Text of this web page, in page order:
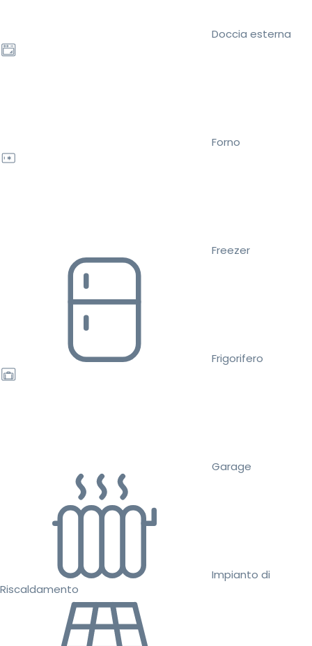
Doccia esterna
Forno
Freezer
Frigorifero
Garage
Impianto di
Riscaldamento